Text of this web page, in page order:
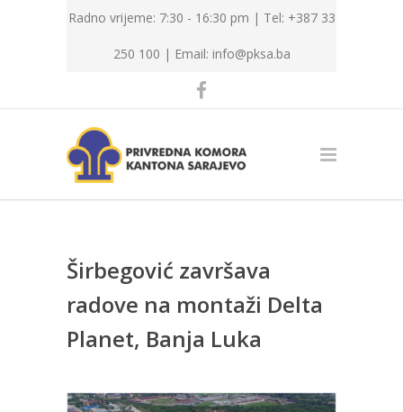
Radno vrijeme: 7:30 - 16:30 pm | Tel: +387 33
250 100 | Email: info@pksa.ba
Širbegović završava
radove na montaži Delta
Planet, Banja Luka